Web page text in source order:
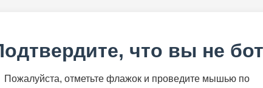
что вы не бот
Пожалуйста, отметьте флажок и проведите мышью по